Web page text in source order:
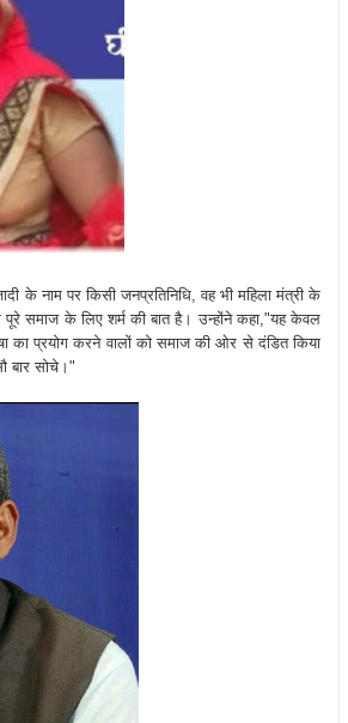
के नाम पर किसी जनप्रतिनिधि, वह भी महिला मंत्री के
पूरे समाज के लिए शर्म की बात है। उन्होंने कहा,"यह केवल
का प्रयोग करने वालों को समाज की ओर से दंडित किया
बार सोचे।"